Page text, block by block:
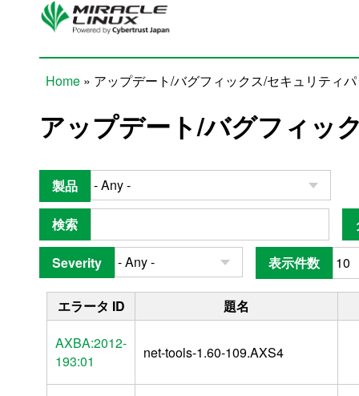
Skip to main content
Home » アップデート/バグフィックス/セキュリティ
アップデート/バグフィッ
製品
検索
Severity 表示件数
エラータ ID
題名
AXBA:2012-
193:01
net-tools-1.60-109.AXS4